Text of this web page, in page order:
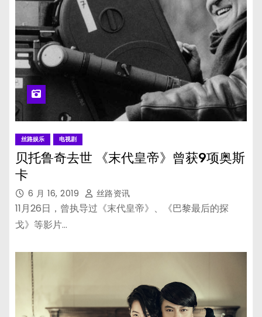
丝路娱乐 电视剧
贝托鲁奇去世 《末代皇帝》曾获9项奥斯
卡
6 月 16, 2019 丝路资讯
11月26日，曾执导过《末代皇帝》、《巴黎最后的探
戈》等影片…